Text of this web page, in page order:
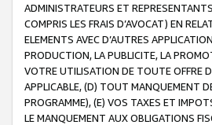
ADMINISTRATEURS ET
COMPRIS LES FRAIS D’AVOCAT) EN
ELEMENTS AVEC D’AUTRES
PRODUCTION, LA PUBLICITE, LA
VOTRE UTILISATION DE TOUTE OFFRE
APPLICABLE, (D) TOUT MANQUEMENT
PROGRAMME), (E) VOS TAXES ET
LE MANQUEMENT AUX OBLIGATIONS